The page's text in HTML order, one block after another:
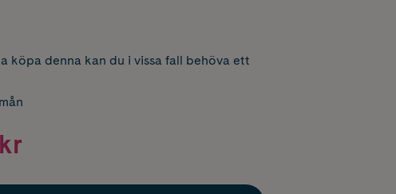
köpa denna kan du i vissa fall behöva ett